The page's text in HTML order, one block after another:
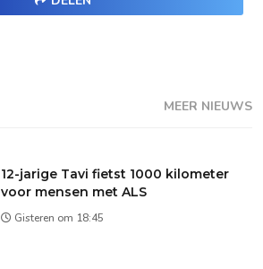
MEER NIEUWS
12-jarige Tavi fietst 1000 kilometer
voor mensen met ALS
Gisteren om 18:45